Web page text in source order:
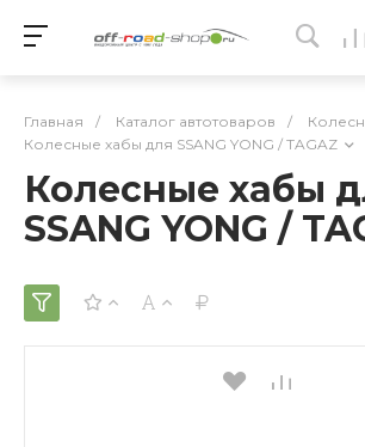
Главная / Каталог автотоваров /
Колесные хабы для SSANG YONG / TAGAZ
Колесные хабы
SSANG YONG /